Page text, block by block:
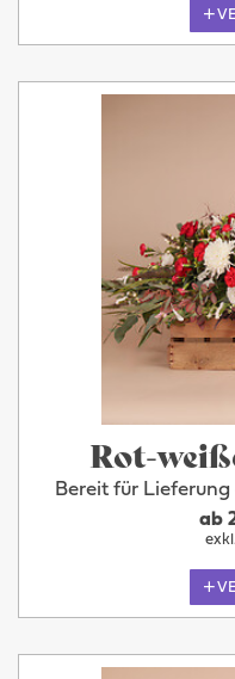
Rot-
Bereit für Lieferung
ab